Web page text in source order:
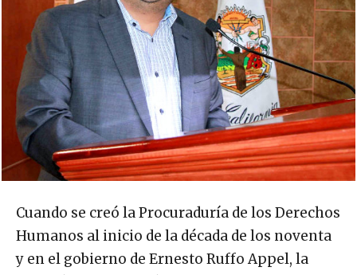
Cuando se creó la Procuraduría de los Derechos
Humanos al inicio de la década de los noventa
y en el gobierno de Ernesto Ruffo Appel, la